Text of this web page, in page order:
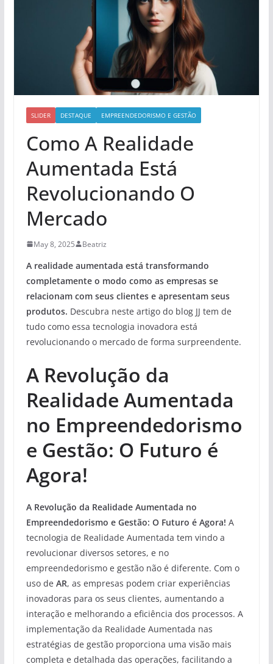
SLIDER DESTAQUE EMPREENDEDORISMO E GESTÃO
Como A Realidade
Aumentada Está
Revolucionando O
Mercado
May 8, 2025 Beatriz
A realidade aumentada está transformando
completamente o modo como as empresas se
relacionam com seus clientes e apresentam seus
produtos. Descubra neste artigo do blog JJ tem de
tudo como essa tecnologia inovadora está
revolucionando o mercado de forma surpreendente.
A Revolução da
Realidade Aumentada
no Empreendedorismo
e Gestão: O Futuro é
Agora!
A Revolução da Realidade Aumentada no
Empreendedorismo e Gestão: O Futuro é Agora! A
tecnologia de Realidade Aumentada tem vindo a
revolucionar diversos setores, e no
empreendedorismo e gestão não é diferente. Com o
uso de AR, as empresas podem criar experiências
inovadoras para os seus clientes, aumentando a
interação e melhorando a eficiência dos processos. A
implementação da Realidade Aumentada nas
estratégias de gestão proporciona uma visão mais
completa e detalhada das operações, facilitando a